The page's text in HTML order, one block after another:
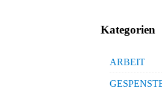
Kategorien
ARBEIT